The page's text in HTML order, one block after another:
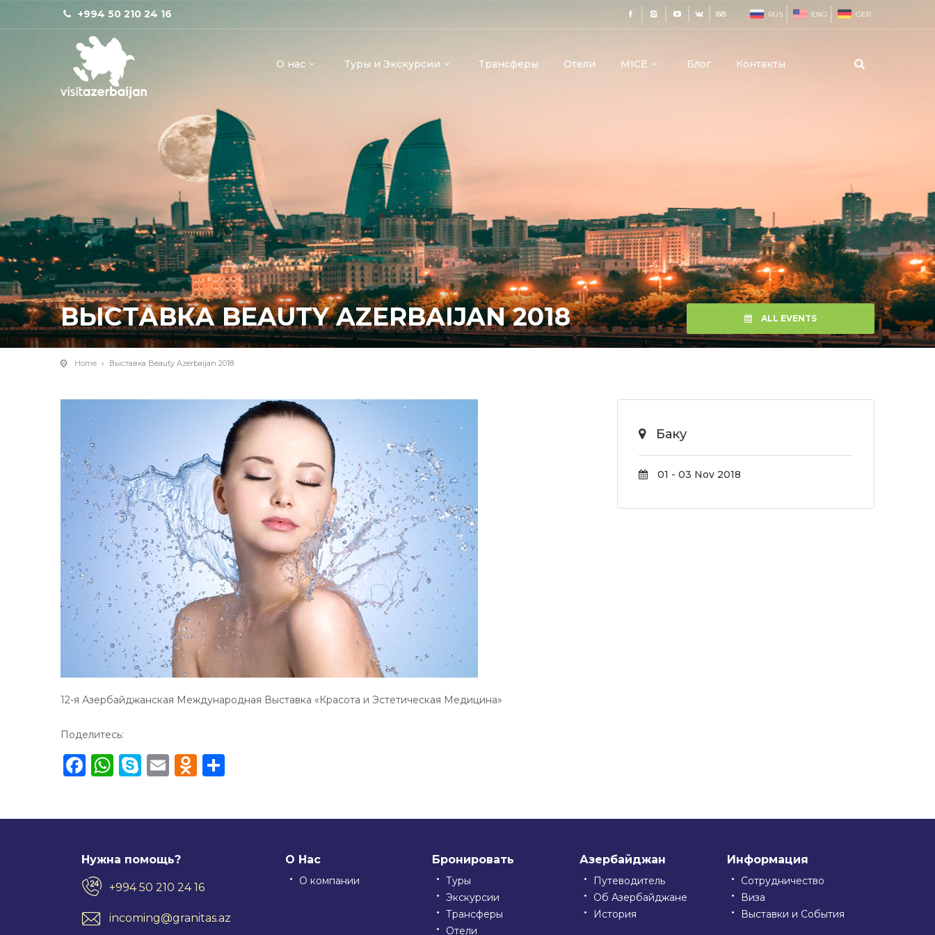
+994 50 210 24 16 RUS ENG GER
О нас Туры и Экскурсии Трансферы Отели MICE Блог Контакты
ВЫСТАВКА BEAUTY AZERBAIJAN 2018 ALL EVENTS
Home Выставка Beauty Azerbaijan 2018
12-я Азербайджанская Международная Выставка «Красота и Эстетическая Медицина»
Поделитесь:
Facebook
WhatsApp
Skype
EmailOdnoklassniki
Баку
01 - 03 Nov 2018
Нужна помощь?
+994 50 210 24 16
incoming@granitas.az
О Нас
О компании
Бронировать
Туры
Экскурсии
Трансферы
Отели
Азербайджан
Путеводитель
Об Азербайджане
История
Информация
Сотрудничество
Виза
Выставки и События